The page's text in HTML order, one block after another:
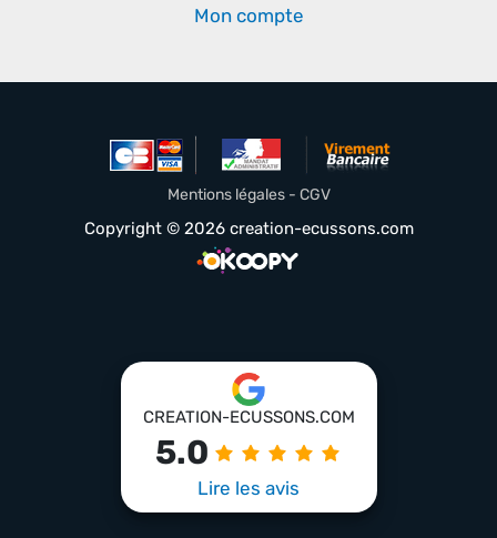
Mon compte
Mentions légales - CGV
Copyright © 2026 creation-ecussons.com
CREATION-ECUSSONS.COM
5.0
Lire les avis